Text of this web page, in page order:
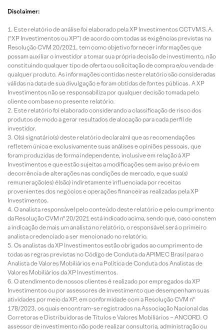
Disclaimer:
Este relatório de análise foi elaborado pela XP Investimentos CCTVM S.A.
(“XP Investimentos ou XP”) de acordo com todas as exigências previstas na
Resolução CVM 20/2021, tem como objetivo fornecer informações que
possam auxiliar o investidor a tomar sua própria decisão de investimento, não
constituindo qualquer tipo de oferta ou solicitação de compra e/ou venda de
qualquer produto. As informações contidas neste relatório são consideradas
válidas na data de sua divulgação e foram obtidas de fontes públicas. A XP
Investimentos não se responsabiliza por qualquer decisão tomada pelo
cliente com base no presente relatório.
Este relatório foi elaborado considerando a classificação de risco dos
produtos de modo a gerar resultados de alocação para cada perfil de
investidor.
O(s) signatário(s) deste relatório declara(m) que as recomendações
refletem única e exclusivamente suas análises e opiniões pessoais, que
foram produzidas de forma independente, inclusive em relação à XP
Investimentos e que estão sujeitas a modificações sem aviso prévio em
decorrência de alterações nas condições de mercado, e que sua(s)
remuneração(es) é(são) indiretamente influenciada por receitas
provenientes dos negócios e operações financeiras realizadas pela XP
Investimentos.
O analista responsável pelo conteúdo deste relatório e pelo cumprimento
da Resolução CVM nº 20/2021 está indicado acima, sendo que, caso constem
a indicação de mais um analista no relatório, o responsável será o primeiro
analista credenciado a ser mencionado no relatório.
Os analistas da XP Investimentos estão obrigados ao cumprimento de
todas as regras previstas no Código de Conduta da APIMEC Brasil para o
Analista de Valores Mobiliários e na Política de Conduta dos Analistas de
Valores Mobiliários da XP Investimentos.
O atendimento de nossos clientes é realizado por empregados da XP
Investimentos ou por assessores de investimento que desempenham suas
atividades por meio da XP, em conformidade com a Resolução CVM nº
178/2023, os quais encontram-se registrados na Associação Nacional das
Corretoras e Distribuidoras de Títulos e Valores Mobiliários – ANCORD. O
assessor de investimento não pode realizar consultoria, administração ou